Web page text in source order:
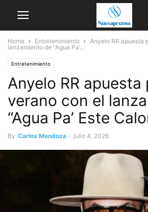
Home Entretenimiento
Anyelo RR apuesta
lanzamiento de “Agua Pa’...
Entretenimiento
Anyelo RR apuesta
verano con el
“Agua Pa’ Este
By Carlos Mendoza - julio 4, 2026